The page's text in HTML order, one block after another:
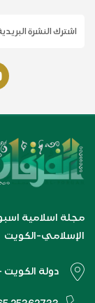
مجلة اسلامية
الإسلامي-الكويت
دولة الكويت